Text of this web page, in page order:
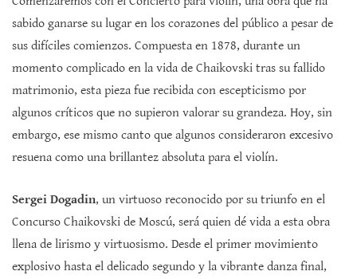
sabido ganarse su lugar en los corazones del público a pesar de
sus difíciles comienzos. Compuesta en 1878, durante un
momento complicado en la vida de Chaikovski tras su fallido
matrimonio, esta pieza fue recibida con escepticismo por
algunos críticos que no supieron valorar su grandeza. Hoy, sin
embargo, ese mismo canto que algunos consideraron excesivo
resuena como una brillantez absoluta para el violín.
Sergei Dogadin, un virtuoso reconocido por su triunfo en el
Concurso Chaikovski de Moscú, será quien dé vida a esta obra
llena de lirismo y virtuosismo. Desde el primer movimiento
explosivo hasta el delicado segundo y la vibrante danza final,